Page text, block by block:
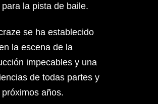
la pista de baile.
se ha establecido
la escena de la
impecables y una
de todas partes y
años.